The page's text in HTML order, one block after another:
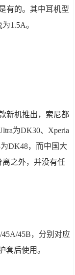
有的。其中耳机型
1.5A。
新机推出，索尼都
为DK30、Xperia
DK48，而中国大
离之外，并没有任
45B，分别对应
套后使用。